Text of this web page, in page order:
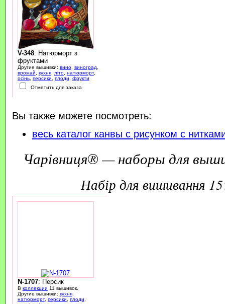
V-348: Натюрморт з
фруктами
Другие вышивки: вино, виноград
врожай
кухня, літо, натюрморт,
осінь, персики плоди
фрукти
Отметить для заказа
Вы также можете посмотреть:
весь каталог канвы с рисунком с
Чарівниця® — наборы для
набір для вишивання
N-1707: Персик
В коллекции 11 вышивок.
Другие вышивки: кухня,
натюрморт, персики плоди